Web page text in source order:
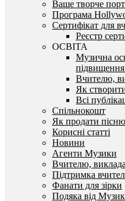
Ваше творче
Програма
Сертифікат для
Реєстр
ОСВІТА
Музична
підвищення
Вчителю,
Як
Всі
Спільнокошт
Як продати пісню
Корисні статті
Новини
Агенти Музики
Вчителю,
Підтримка
Фанати для зірки
Подяка від